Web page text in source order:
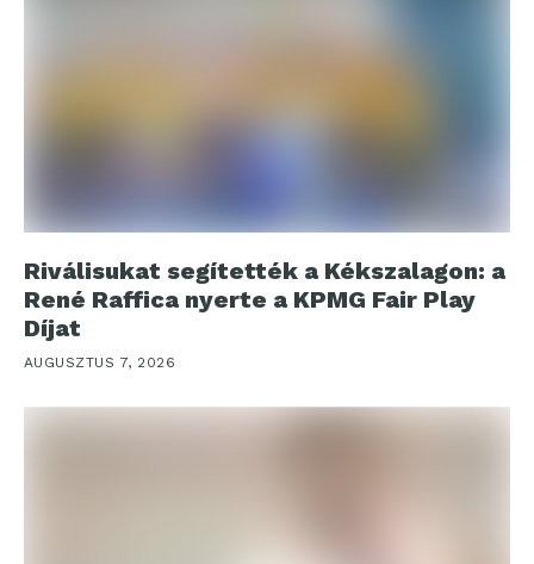
Riválisukat segítették a Kékszalagon: a
René Raffica nyerte a KPMG Fair Play
Díjat
AUGUSZTUS 7, 2026